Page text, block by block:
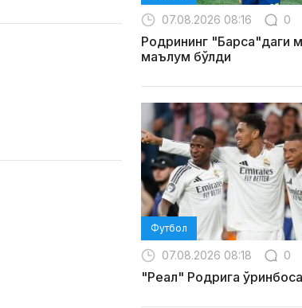
07.08.2026 08:16 0
Родрининг "Барса"даги
маълум бўлди
Футбол
07.08.2026 08:18 0
"Реал" Родрига